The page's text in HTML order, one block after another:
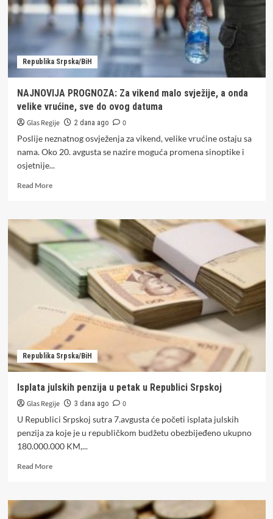
i
do
3,45
KM,
kad
nove
cijene
Republika Srpska/BiH
NAJNOVIJA PROGNOZA: Za vikend malo svježije, a onda
velike vrućine, sve do ovog datuma
Glas Regije 2 dana ago
0
Poslije neznatnog osvježenja za vikend, velike vrućine ostaju sa
nama. Oko 20. avgusta se nazire moguća promena sinoptike i
osjetnije...
Read MoreRead
NAJNOVIJA
PROGNOZA:
Za
vikend
malo
svježije,
a
onda
velike
vrućine,
sve
do
ovog
datuma
Republika Srpska/BiH
Isplata julskih penzija u petak u Republici Srpskoj
Glas Regije 3 dana ago
0
U Republici Srpskoj sutra 7.avgusta će početi isplata julskih
penzija za koje je u republičkom budžetu obezbijeđeno ukupno
180.000.000 KM,...
Read MoreRead
Isplata
julskih